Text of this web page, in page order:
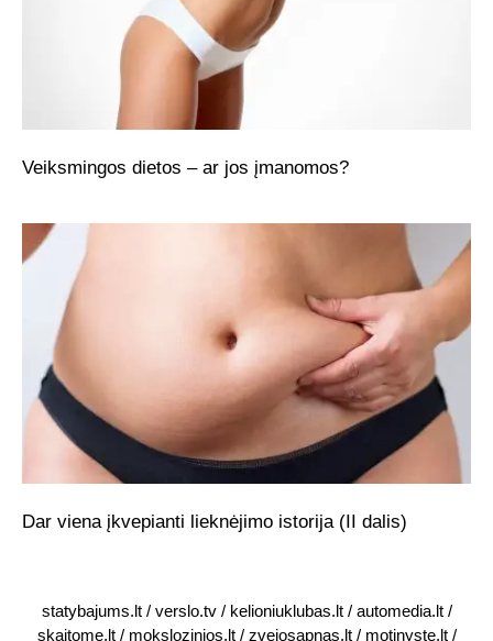
Veiksmingos dietos – ar jos įmanomos?
Dar viena įkvepianti lieknėjimo istorija (II dalis)
statybajums.lt/ verslo.tv/ kelioniuklubas.lt/ automedia.lt/
skaitome.lt/ mokslozinios.lt/ zvejosapnas.lt/ motinyste.lt/